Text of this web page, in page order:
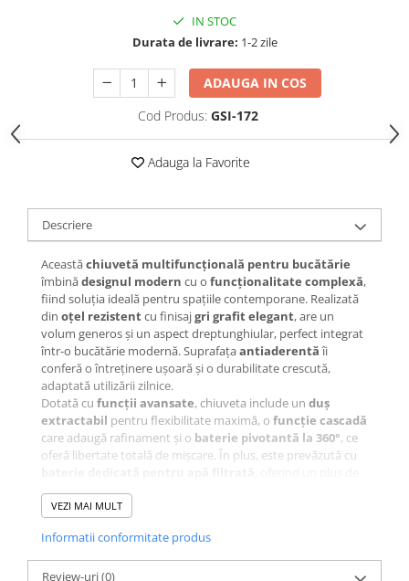
IN STOC
Durata de livrare: 1-2 zile
ADAUGA IN COS
Cod Produs: GSI-172
Adauga la Favorite
Descriere
Aceastăchiuvetă multifuncțională pentru bucătărie
îmbinădesignul modern cu o funcționalitate complexă,
fiind soluția ideală pentru spațiile contemporane. Realizată
din oțel rezistentcu finisajgri grafit elegant, are un
volum generos și un aspect dreptunghiular, perfect integrat
într-o bucătărie modernă. Suprafațaantiaderentăîi
conferă o întreținere ușoară și o durabilitate crescută,
adaptată utilizării zilnice.
Dotată cu funcții avansate, chiuveta include un duș
extractabil pentru flexibilitate maximă, o funcție cascadă
care adaugă rafinament și o baterie pivotantă la 360°, ce
oferă libertate totală de mișcare. În plus, este prevăzută cu
confort și sănătate.
Instalarea este simplă, datorită montajului la nivelul blatului
mm), care oferă spațiu optim și acces facil. Chiuveta vine
însoțită de unset complet de accesorii, printre care:
tocător ABS + oțel, două tăvițe glisante, set de scurgere cu
VEZI MAI MULT
Informatii conformitate produs
Review-uri(0)